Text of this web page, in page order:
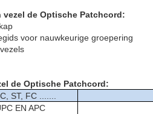
vezel de Optische Patchcord:
voor nauwkeurige groepering
de Optische Patchcord:
ST, FC .......
EN APC